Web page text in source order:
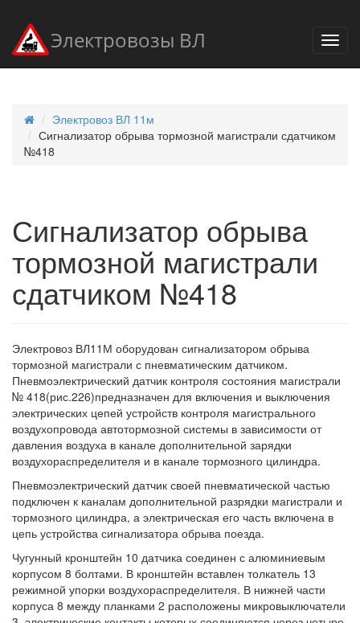
Электровозы ВЛ
Электровоз ВЛ 11м
Сигнализатор обрыва тормозной магистрали сдатчиком
№418
Сигнализатор обрыва
тормозной магистрали
сдатчиком №418
Электровоз ВЛ11М оборудован сигнализатором обрыва
тормозной магистрали с пневматическим датчиком.
Пневмоэлектрический датчик контроля состояния магистрали
№ 418(рис.226)предназначен для включения и выключения
электрических цепей устройств контроля магистрального
воздухопровода автотормозной системы в зависимости от
давления воздуха в канале дополнительной зарядки
воздухораспределителя и в канале тормозного цилиндра.
Пневмоэлектрический датчик своей пневматической частью
подключен к каналам дополнительной разрядки магистрали и
тормозного цилиндра, а электрическая его часть включена в
цепь устройства сигнализатора обрыва поезда.
Чугунный кронштейн 10 датчика соединен с алюминиевым
корпусом 8 болтами. В кронштейн вставлен толкатель 13
режимной упорки воздухораспределителя. В нижней части
корпуса 8 между планками 2 расположены микровыключатели